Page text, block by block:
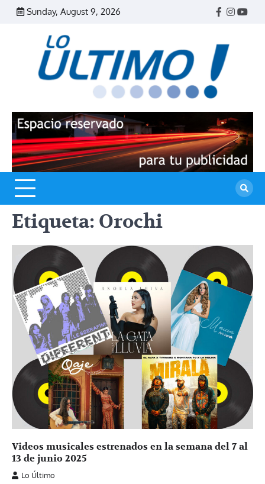
Skip
Sunday, August 9, 2026
Facebook
Etiqueta: Orochi
Videos musicales estrenados en la semana del 7 al
13 de junio 2025
Lo Último